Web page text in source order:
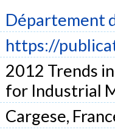
Département
https://
2012 Trends
for Industrial
Cargese,